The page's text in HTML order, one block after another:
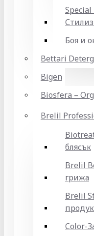
Special
Боя и
Bettari
Bigen
Biosfera –
Brelil
блясък
Brelil
грижа
Brelil
Color-